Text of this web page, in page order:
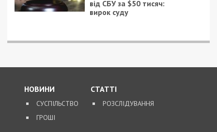
ГРОШІ
отопление будем
платить больше
рождественских песен
обойдется Днепру в
450 тысяч гривен